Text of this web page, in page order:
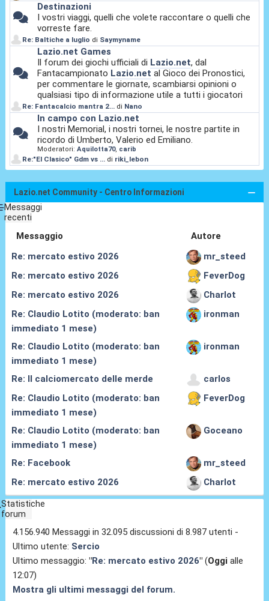
Destinazioni
I vostri viaggi, quelli che volete raccontare o quelli che
vorreste fare.
Re: Baltiche a luglio di Saymyname
Lazio.net Games
Il forum dei giochi ufficiali di Lazio.net, dal
Fantacampionato Lazio.net al Gioco dei Pronostici,
per commentare le giornate, scambiarsi opinioni o
qualsiasi tipo di informazione utile a tutti i giocatori
Re: Fantacalcio mantra 2... di Nano
In campo con Lazio.net
I nostri Memorial, i nostri tornei, le nostre partite in
ricordo di Umberto, Valerio ed Emiliano.
Moderatori:Aquilotta70, carib
Re:"El Clasico" Gdm vs ... di riki_lebon
Lazio.net Community - Centro Informazioni
Messaggi
recenti
Messaggio
Autore
Re: mercato estivo 2026
mr_steed
Re: mercato estivo 2026
FeverDog
Re: mercato estivo 2026
Charlot
Re: Claudio Lotito (moderato: ban
immediato 1 mese)
ironman
Re: Claudio Lotito (moderato: ban
immediato 1 mese)
ironman
Re: Il calciomercato delle merde
carlos
Re: Claudio Lotito (moderato: ban
immediato 1 mese)
FeverDog
Re: Claudio Lotito (moderato: ban
immediato 1 mese)
Goceano
Re: Facebook
mr_steed
Re: mercato estivo 2026
Charlot
Statistiche
forum
4.156.940 Messaggi in 32.095 discussioni di 8.987 utenti -
Ultimo utente: Sercio
Ultimo messaggio:"Re: mercato estivo 2026" (Oggi alle
12:07)
Mostra gli ultimi messaggi del forum.